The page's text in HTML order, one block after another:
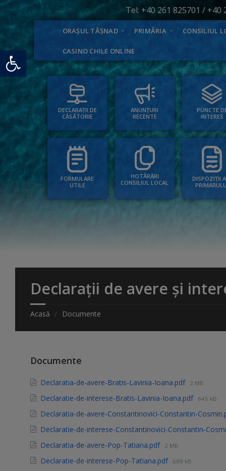
Deschide bara de unelte
Tel: +40 261 825701 / +40
ORAȘUL TĂȘNAD PRIMĂRIA CONSILIUL
CASINO CHILE ONLINE
DECLARAȚII DE
CĂSĂTORIE
ANUNȚURI
RECENTE
PUNCTE
INTERES
FORMULARE
UTILE
HOTĂRÂRI
CONSILIUL LOCAL
DISPOZIȚII
Declarații de avere și
Acasă Documente
Documente
Declaratia-de-avere-Bratis-Lavinia-Ioana.pdf 2 MB
Declaratie-de-interese-Bratis-Lavinia-Ioana.pdf 645 kB
Declaratia-de-avere-Constantinovici-Constantin-
Declaratie-de-interese-Constantinovici-Constantin-
Declaratia-de-avere-Pop-Tatiana.pdf 2 MB
Declaratie-de-interese-Pop-Tatiana.pdf 688 kB